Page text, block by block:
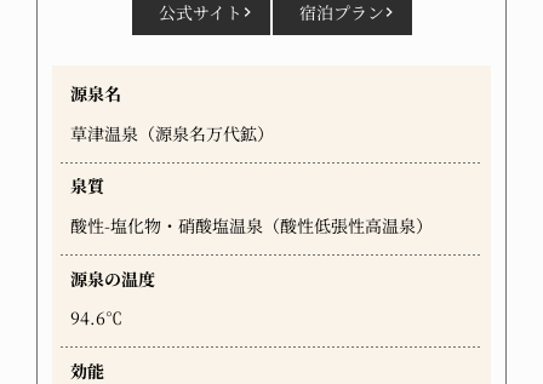
公式サイト 宿泊プラン
源泉名
草津温泉（源泉名万代鉱）
泉質
酸性-塩化物・硝酸塩温泉（酸性低張性高温泉）
源泉の温度
94.6℃
効能